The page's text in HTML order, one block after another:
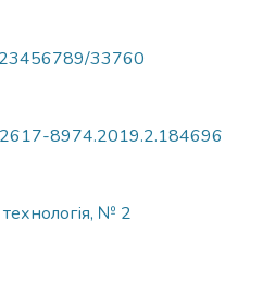
33760
8974.2019.2.184696
№ 2